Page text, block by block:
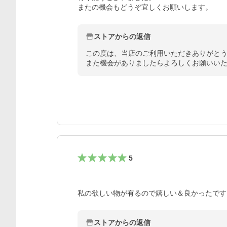
またの機会もどうぞ宜しくお願いします。
ストアからの返信
この度は、当店のご利用いただきありがとう
また機会がありましたらよろしくお願いいた
5
私の欲しい物が有るので嬉しい＆良かったです
ストアからの返信